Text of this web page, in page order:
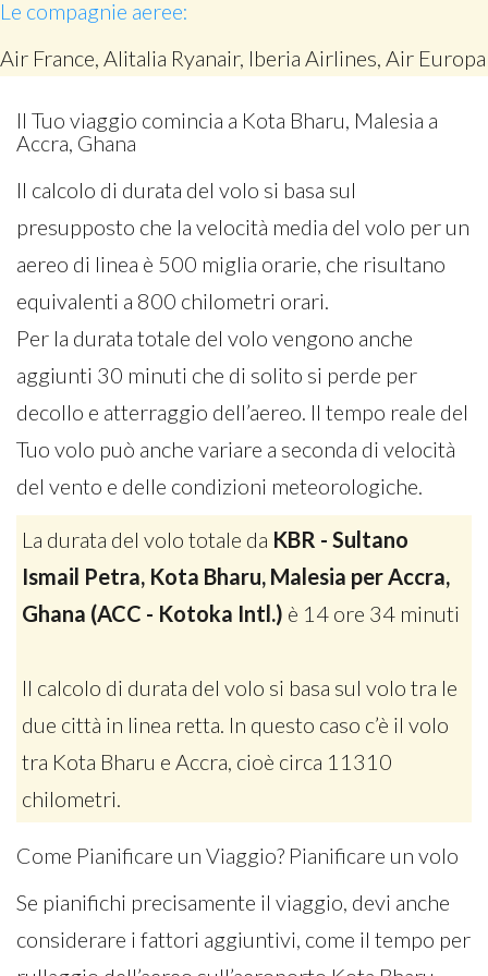
Le compagnie aeree:
Air France, Alitalia Ryanair, Iberia Airlines, Air Europa
Il Tuo viaggio comincia a Kota Bharu, Malesia a
Accra, Ghana
Il calcolo di durata del volo si basa sul
presupposto che la velocità media del volo per un
aereo di linea è 500 miglia orarie, che risultano
equivalenti a 800 chilometri orari.
Per la durata totale del volo vengono anche
aggiunti 30 minuti che di solito si perde per
decollo e atterraggio dell’aereo. Il tempo reale del
Tuo volo può anche variare a seconda di velocità
del vento e delle condizioni meteorologiche.
La durata del volo totale da KBR - Sultano
Ismail Petra, Kota Bharu, Malesia per Accra,
Ghana (ACC - Kotoka Intl.) è 14 ore 34 minuti
Il calcolo di durata del volo si basa sul volo tra le
due città in linea retta. In questo caso c’è il volo
tra Kota Bharu e Accra, cioè circa 11310
chilometri.
Come Pianificare un Viaggio? Pianificare un volo
Se pianifichi precisamente il viaggio, devi anche
considerare i fattori aggiuntivi, come il tempo per